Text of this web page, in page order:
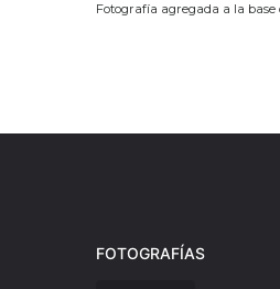
Fotografía agregada a la base
FOTOGRAFÍAS